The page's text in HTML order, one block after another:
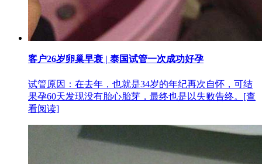
客户26岁卵巢早衰 | 泰国试管一次成功好孕
试管原因：在去年，也就是34岁的年纪再次自怀，可结
果孕60天发现没有胎心胎芽，最终也是以失败告终。 [查
看阅读]